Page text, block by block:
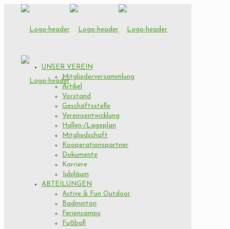
UNSER VEREIN
Mitgliederversammlung
Artikel
Vorstand
Geschäftsstelle
Vereinsentwicklung
Hallen-/Lageplan
Mitgliedschaft
Kooperationspartner
Dokumente
Karriere
Jubiläum
ABTEILUNGEN
Active & Fun Outdoor
Badminton
Feriencamps
Fußball